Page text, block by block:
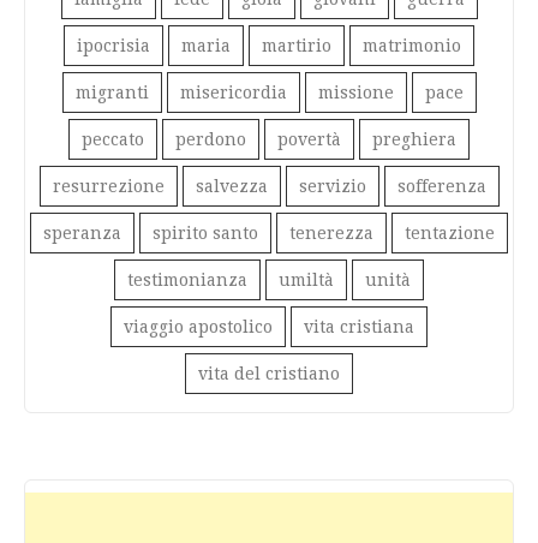
ipocrisia maria martirio matrimonio
migranti misericordia missione pace
peccato perdono povertà preghiera
resurrezione salvezza servizio sofferenza
speranza spirito santo tenerezza tentazione
testimonianza umiltà unità
viaggio apostolico vita cristiana
vita del cristiano